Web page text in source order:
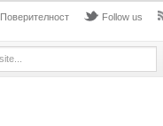
Поверителност Follow us